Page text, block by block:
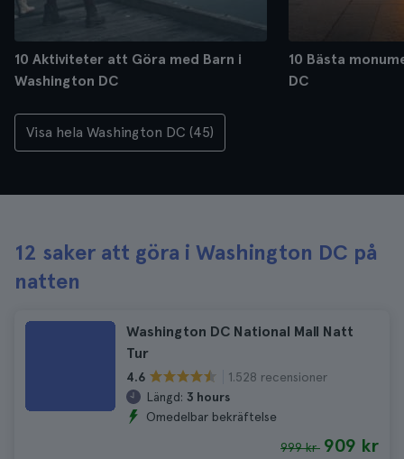
10 Aktiviteter att Göra med Barn i
Washington DC
10 Bästa
DC
Visa hela Washington DC (45)
12 saker att göra i Washington DC på
natten
Washington DC National Mall Natt
Tur
4.6
1.528 recensioner
Längd: 3 hours
Omedelbar bekräftelse
999 kr 909 kr